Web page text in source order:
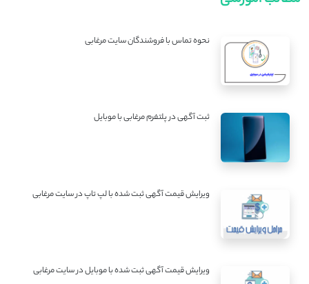
نحوه تماس با فروشندگان سایت مرغابی
ثبت آگهی در پلتفرم مرغابی با موبایل
ویرایش قیمت آگهی ثبت شده با لپ تاپ در سایت مرغابی
ویرایش قیمت آگهی ثبت شده با موبایل در سایت مرغابی